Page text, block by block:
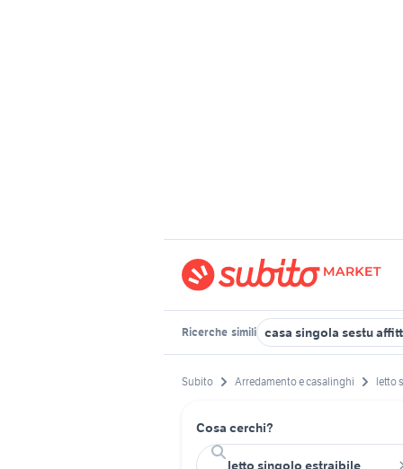
Ricerche simili casa singola sestu
Subito Arredamento e casalinghi letto
Cosa cerchi?